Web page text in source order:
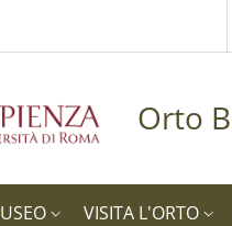
Orto
VISITA L'ORTO